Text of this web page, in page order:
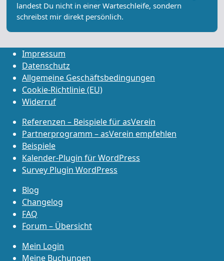
landest Du nicht in einer Warteschleife, sondern
schreibst mir direkt persönlich.
Impressum
Datenschutz
Allgemeine Geschäftsbedingungen
Cookie-Richtlinie (EU)
Widerruf
Referenzen – Beispiele für asVerein
Partnerprogramm – asVerein empfehlen
Beispiele
Kalender-Plugin für WordPress
Survey Plugin WordPress
Blog
Changelog
FAQ
Forum – Übersicht
Mein Login
Meine Buchungen